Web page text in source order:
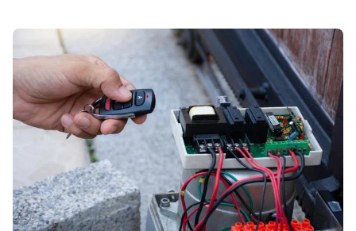
défectueuse, problème de motorisation, défaut de
détection ou erreur de programmation. Avant toute
intervention technique, plusieurs vérifications simples
et sécurisées permettent d’identifier si le problème
relève […]